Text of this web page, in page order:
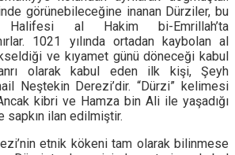
görünebileceğine inanan Dürziler, bu
Halifesi al Hakim bi-Emrillah’ta
1021 yılında ortadan kaybolan al
ve kıyamet günü döneceği kabul
olarak kabul eden ilk kişi, Şeyh
Neştekin Derezi’dir. “Dürzi” kelimesi
kibri ve Hamza bin Ali ile yaşadığı
ilan edilmiştir.
etnik kökeni tam olarak bilinmese